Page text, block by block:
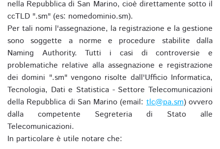
nella Repubblica di San Marino, cioè direttamente sotto il
ccTLD ".sm" (es: nomedominio.sm).
Per tali nomi l'assegnazione, la registrazione e la gestione
sono soggette a norme e procedure stabilite dalla
Naming Authority. Tutti i casi di controversie e
problematiche relative alla assegnazione e registrazione
dei domini ".sm" vengono risolte dall'Ufficio Informatica,
Tecnologia, Dati e Statistica - Settore Telecomunicazioni
della Repubblica di San Marino (email:tlc@pa.sm) ovvero
dalla competente Segreteria di Stato alle
Telecomunicazioni.
In particolare è utile notare che: